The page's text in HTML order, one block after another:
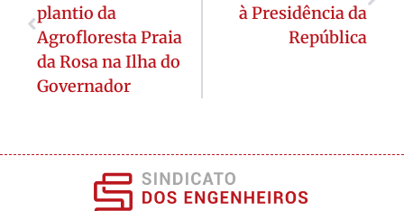
plantio da
Agrofloresta Praia
da Rosa na Ilha do
Governador
à Presidência da
República